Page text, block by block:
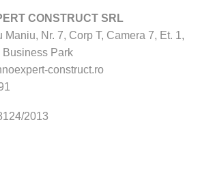
CONSTRUCT SRL
Maniu, Nr. 7, Corp T, Camera 7, Et. 1,
Business Park
construct.ro
2013